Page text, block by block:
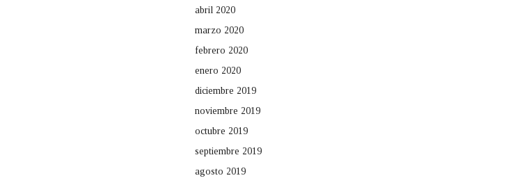
abril 2020
marzo 2020
febrero 2020
enero 2020
diciembre 2019
noviembre 2019
octubre 2019
septiembre 2019
agosto 2019